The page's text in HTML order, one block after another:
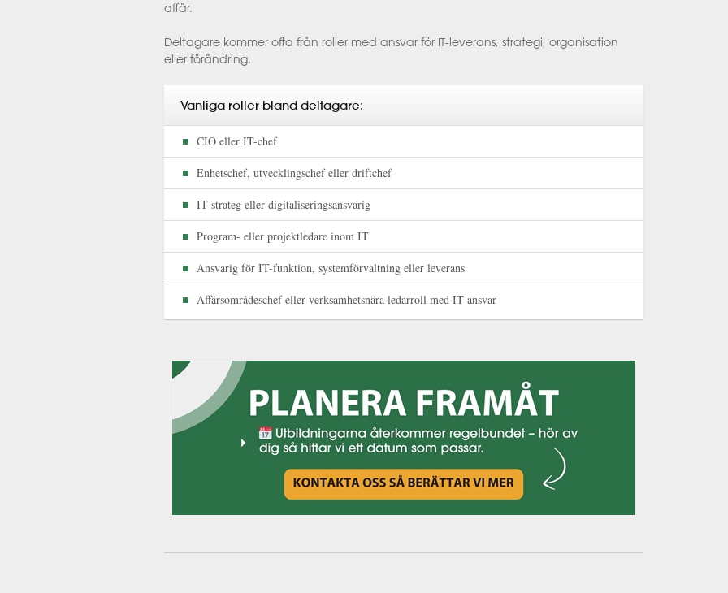
affär.
Deltagare kommer ofta från roller med ansvar för IT-leverans, strategi, organisation
eller förändring.
Vanliga roller bland deltagare:
CIO eller IT-chef
Enhetschef, utvecklingschef eller driftchef
IT-strateg eller digitaliseringsansvarig
Program- eller projektledare inom IT
Ansvarig för IT-funktion, systemförvaltning eller leverans
Affärsområdeschef eller verksamhetsnära ledarroll med IT-ansvar